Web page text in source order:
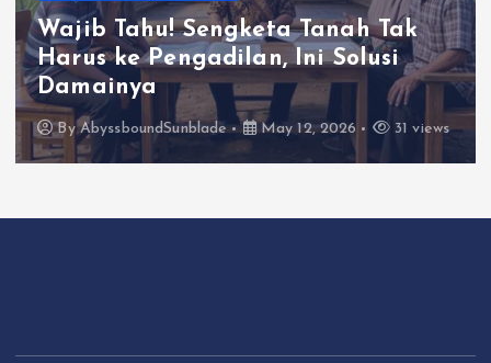
Wajib Tahu! Sengketa Tanah Tak
Harus ke Pengadilan, Ini Solusi
Damainya
ByAbyssboundSunblade May 12, 2026 31 views